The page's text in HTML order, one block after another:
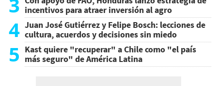
incentivos para atraer inversión al agro
4 Juan José Gutiérrez y Felipe Bosch: lecciones de
cultura, acuerdos y decisiones sin miedo
5 Kast quiere "recuperar" a Chile como "el país
más seguro" de América Latina